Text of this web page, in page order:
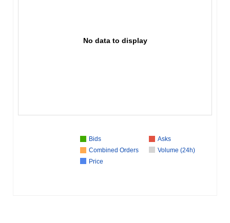
No data to display
Bids
Asks
Combined Orders
Volume (24h)
Price